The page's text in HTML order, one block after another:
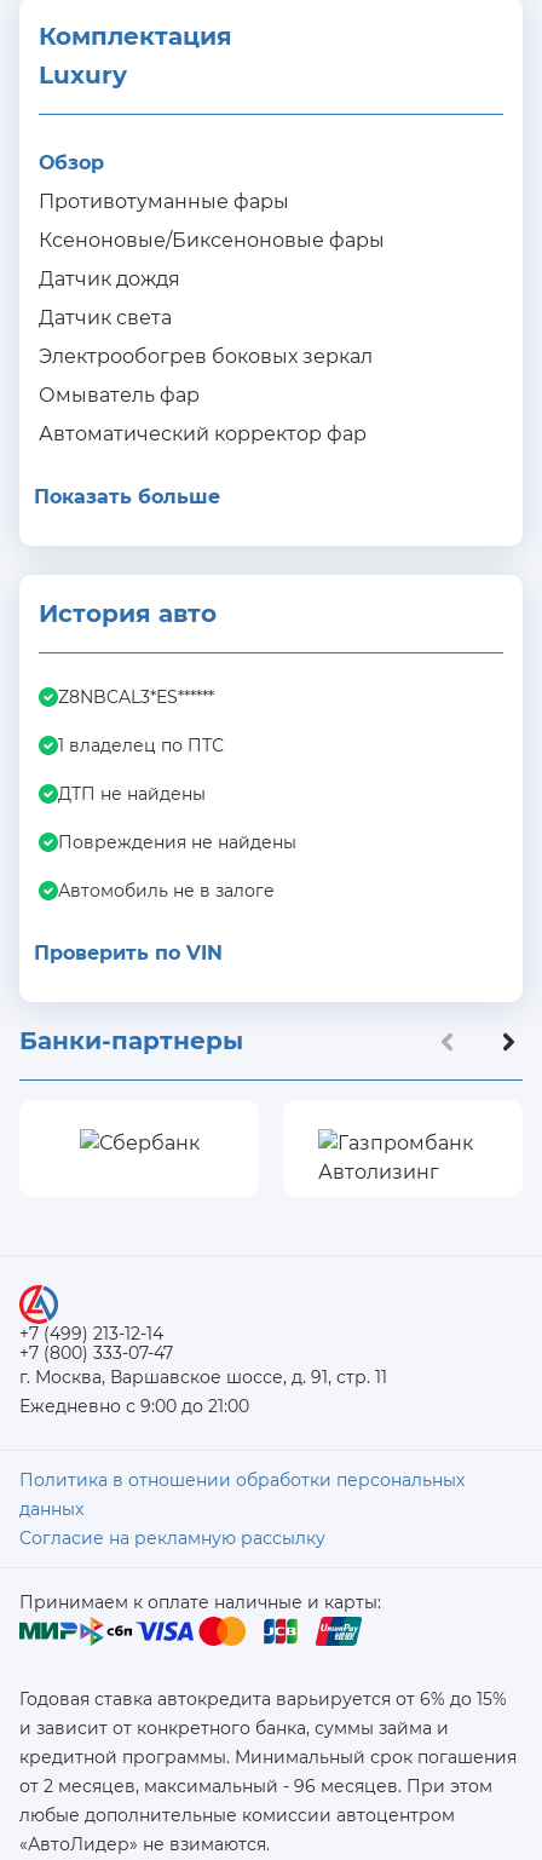
Комплектация
Luxury
Обзор
Противотуманные фары
Ксеноновые/Биксеноновые фары
Датчик дождя
Датчик света
Электрообогрев боковых зеркал
Омыватель фар
Автоматический корректор фар
Показать больше
История авто
Z8NBCAL3*ES******
1 владелец по ПТС
ДТП не найдены
Повреждения не найдены
Автомобиль не в залоге
Проверить по VIN
Банки-партнеры
+7 (499) 213-12-14
+7 (800) 333-07-47
г. Москва, Варшавское шоссе, д. 91, стр. 11
Ежедневно с 9:00 до 21:00
Политика в отношении обработки персональных
данных
Согласие на рекламную рассылку
Принимаем к оплате наличные и карты:
Годовая ставка автокредита варьируется от 6% до 15%
и зависит от конкретного банка, суммы займа и
кредитной программы. Минимальный срок погашения
от 2 месяцев, максимальный - 96 месяцев. При этом
любые дополнительные комиссии автоцентром
«АвтоЛидер» не взимаются.